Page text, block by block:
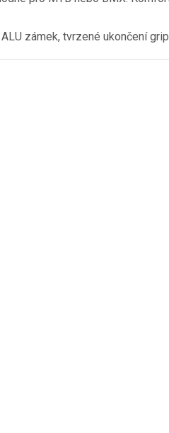
zámek, tvrzené ukončení